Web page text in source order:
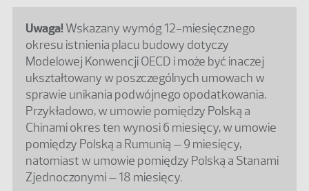
Uwaga! Wskazany wymóg 12-miesięcznego
okresu istnienia placu budowy dotyczy
Modelowej Konwencji OECD i może być inaczej
ukształtowany w poszczególnych umowach w
sprawie unikania podwójnego opodatkowania.
Przykładowo, w umowie pomiędzy Polską a
Chinami okres ten wynosi 6 miesięcy, w umowie
pomiędzy Polską a Rumunią – 9 miesięcy,
natomiast w umowie pomiędzy Polską a Stanami
Zjednoczonymi – 18 miesięcy.